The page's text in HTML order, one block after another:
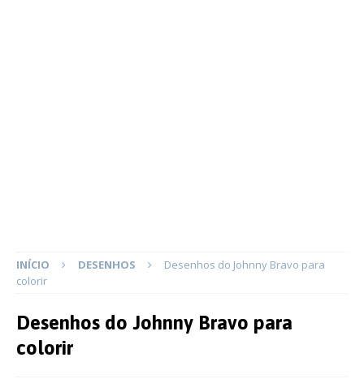
INÍCIO DESENHOS
Desenhos do Johnny Bravo para
colorir
Desenhos do Johnny Bravo para
colorir